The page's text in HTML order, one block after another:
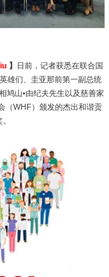
】
日前，记者获悉在联合国
雄们、圭亚那前第一副总统
鸠山•由纪夫先生以及慈善家
（WHF）颁发的杰出和谐贡